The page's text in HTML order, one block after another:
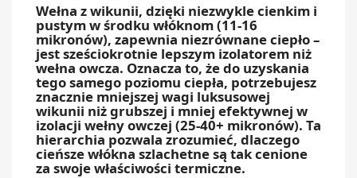
Wełna z wikunii, dzięki niezwykle cienkim i
pustym w środku włóknom (11-16
mikronów), zapewnia niezrównane ciepło –
jest sześciokrotnie lepszym izolatorem niż
wełna owcza. Oznacza to, że do uzyskania
tego samego poziomu ciepła, potrzebujesz
znacznie mniejszej wagi luksusowej
wikunii niż grubszej i mniej efektywnej w
izolacji wełny owczej (25-40+ mikronów). Ta
hierarchia pozwala zrozumieć, dlaczego
cieńsze włókna szlachetne są tak cenione
za swoje właściwości termiczne.